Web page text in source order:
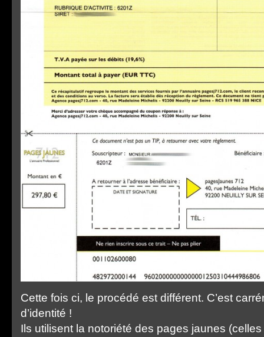
Cette fois ci, le procédé est différent. C’est
d’identité !
Ils utilisent la notoriété des pages jaunes